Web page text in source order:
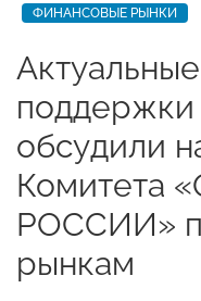
ФИНАНСОВЫЕ РЫНКИ
обсудили
Комитета
РОССИИ»
рынкам